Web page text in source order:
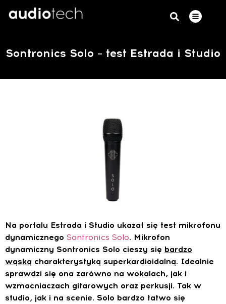
Sontronics Solo – test Estrada i Studio
Na portalu Estrada i Studio ukazał się test mikrofonu
dynamicznego Sontronics Solo. Mikrofon
dynamiczny Sontronics Solo cieszy się bardzo
wąską charakterystyką superkardioidalną. Idealnie
sprawdzi się ona zarówno na wokalach, jak i
wzmacniaczach gitarowych oraz perkusji. Tak w
studio, jak i na scenie. Solo bardzo łatwo się